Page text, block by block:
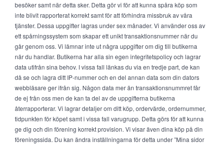
besöker samt när detta sker. Detta gör vi för att kunna spåra köp som
inte blivit rapporterat korrekt samt för att förhindra missbruk av våra
tjänster. Dessa uppgifter lagras under sex månader. Vi använder oss av
ett spårningssystem som skapar ett unikt transaktionsnummer när du
går genom oss. Vi lämnar inte ut några uppgifter om dig till butikerna
när du handlar. Butikerna har alla sin egen integritetspolicy och lagrar
data utifrån sina behov. I vissa fall länkas du via en tredje part, de kan
då se och lagra ditt IP-nummer och en del annan data som din dators
webbläsare ger ifrån sig. Någon data mer än transaktionsnummret får
de ej från oss men de kan ta del av de uppgifterna butikerna
återrapporterar. Vi lagrar detaljer om ditt köp, ordervärde, ordernummer,
tidpunkten för köpet samt i vissa fall varugrupp. Detta görs för att kunna
ge dig och din förening korrekt provision. Vi visar även dina köp på din
föreningssida. Du kan ändra inställningarna för detta under ”Mina sidor